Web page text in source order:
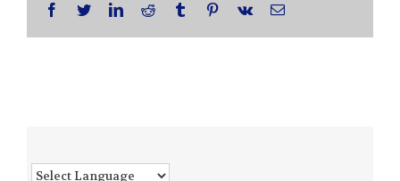
facebook
twitterlinkedinreddit tumblr pinterest
vk Email